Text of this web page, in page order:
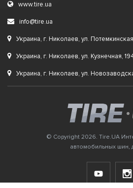
www.tire.ua
info@tire.ua
Украина, г. Николаев, ул.
Украина, г. Николаев, ул. Кузнечная,
Украина, г. Николаев, ул.
© Copyright 2026. Tire.UA
автомобильных шин,